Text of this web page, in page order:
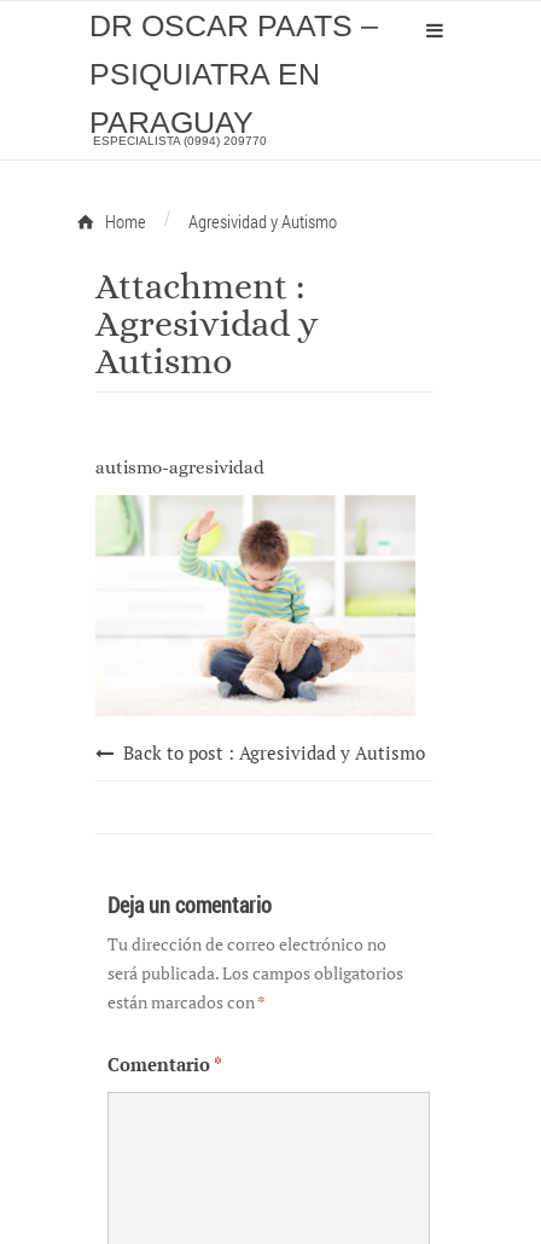
DR OSCAR PAATS –
PSIQUIATRA EN
PARAGUAY
ESPECIALISTA (0994) 209770
Home / Agresividad y Autismo
Attachment :
Agresividad y
Autismo
autismo-agresividad
Back to post : Agresividad y Autismo
Deja un comentario
Tu dirección de correo electrónico no
será publicada.Los campos obligatorios
están marcados con*
Comentario *